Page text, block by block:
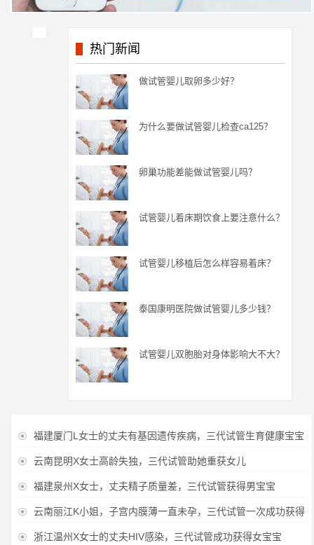
热门新闻
做试管婴儿取卵多少好？
为什么要做试管婴儿检查ca125？
卵巢功能差能做试管婴儿吗？
试管婴儿着床期饮食上要注意什么？
试管婴儿移植后怎么样容易着床？
泰国康明医院做试管婴儿多少钱？
试管婴儿双胞胎对身体影响大不大？
 福建厦门L女士的丈夫有基因遗传疾病，三代试管生育健康宝宝
 云南昆明X女士高龄失独，三代试管助她重获女儿
 福建泉州X女士，丈夫精子质量差，三代试管获得男宝宝
 云南丽江K小姐，子宫内膜薄一直未孕，三代试管一次成功获得
 浙江温州X女士的丈夫HIV感染，三代试管成功获得女宝宝